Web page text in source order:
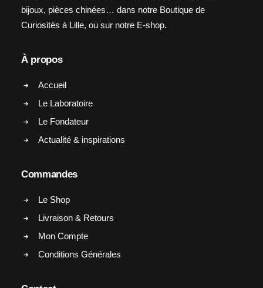
bijoux, pièces chinées… dans notre Boutique de
Curiosités à Lille, ou sur notre E-shop.
À propos
Accueil
Le Laboratoire
Le Fondateur
Actualité & inspirations
Commandes
Le Shop
Livraison & Retours
Mon Compte
Conditions Générales